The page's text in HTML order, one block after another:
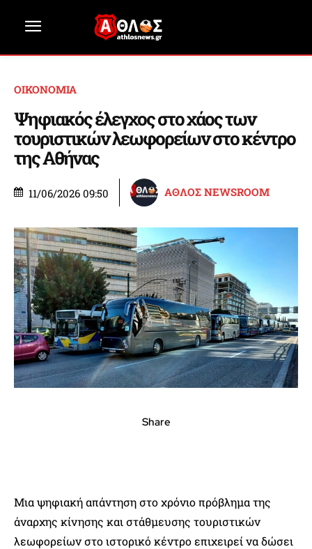
ΟΙΚΟΝΟΜΙΑ
Ψηφιακός έλεγχος στο χάος των
τουριστικών λεωφορείων στο κέντρο
της Αθήνας
11/06/2026 09:50 ΑΘΛΟΣ NEWSROOM
Share
Μια ψηφιακή απάντηση στο χρόνιο πρόβλημα της
άναρχης κίνησης και στάθμευσης τουριστικών
λεωφορείων στο ιστορικό κέντρο επιχειρεί να δώσει